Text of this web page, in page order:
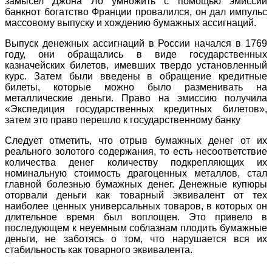
банкнот богатство Франции провалился, он дал импульс
массовому выпуску и хождению бумажных ассигнаций.
Выпуск денежных ассигнаций в России начался в 1769
году, они обращались в виде государственных
казначейских билетов, имевших твердо установленный
курс. Затем были введены в обращение кредитные
билеты, которые можно было разменивать на
металлические деньги. Право на эмиссию получила
«Экспедиция государственных кредитных билетов»,
затем это право перешло к государственному банку
Следует отметить, что отрыв бумажных денег от их
реального золотого содержания, то есть несоответствие
количества денег количеству подкрепляющих их
номинальную стоимость драгоценных металлов, стал
главной болезнью бумажных денег. Денежные купюры
оторвали деньги как товарный эквивалент от тех
наиболее ценных универсальных товаров, в которых он
длительное время был воплощен. Это привело в
последующем к неуемным соблазнам плодить бумажные
деньги, не заботясь о том, что нарушается вся их
стабильность как товарного эквивалента.